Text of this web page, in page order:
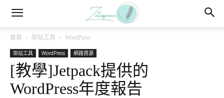
首頁 架站工具 WordPress
架站工具 WordPress 網路資源
[教學]Jetpack提供的
WordPress年度報告